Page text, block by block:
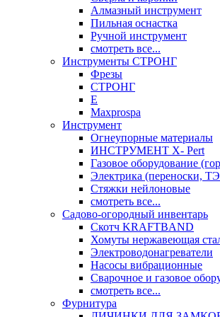
Алмазный инструмент
Пильная оснастка
Ручной инструмент
смотреть все...
Инструменты СТРОНГ
Фрезы
СТРОНГ
Е
Maxprospa
Инструмент
Огнеупорные материалы
ИНСТРУМЕНТ X- Pert
Газовое оборудование
Электрика (переноски,
Стяжки нейлоновые
смотреть все...
Садово-огородный инвентарь
Скотч KRAFTBAND
Хомуты нержавеющая
Электроводонагреватели
Насосы вибрационные
Сварочное и газовое
смотреть все...
Фурнитура